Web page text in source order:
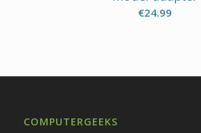
€24.99
COMPUTERGEEKS